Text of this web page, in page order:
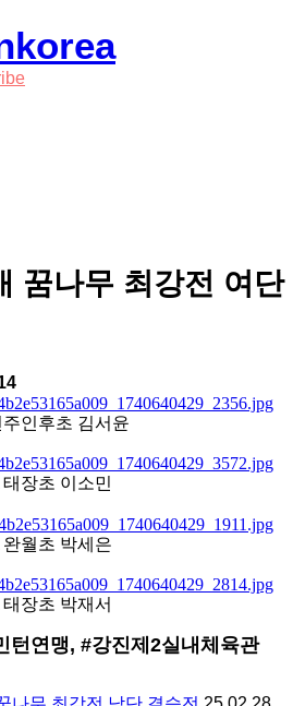
꿈나무 최강전 여단
인후초 김서윤
장초 이소민
월초 박세은
장초 박재서
턴연맹, #강진제2실내체육관